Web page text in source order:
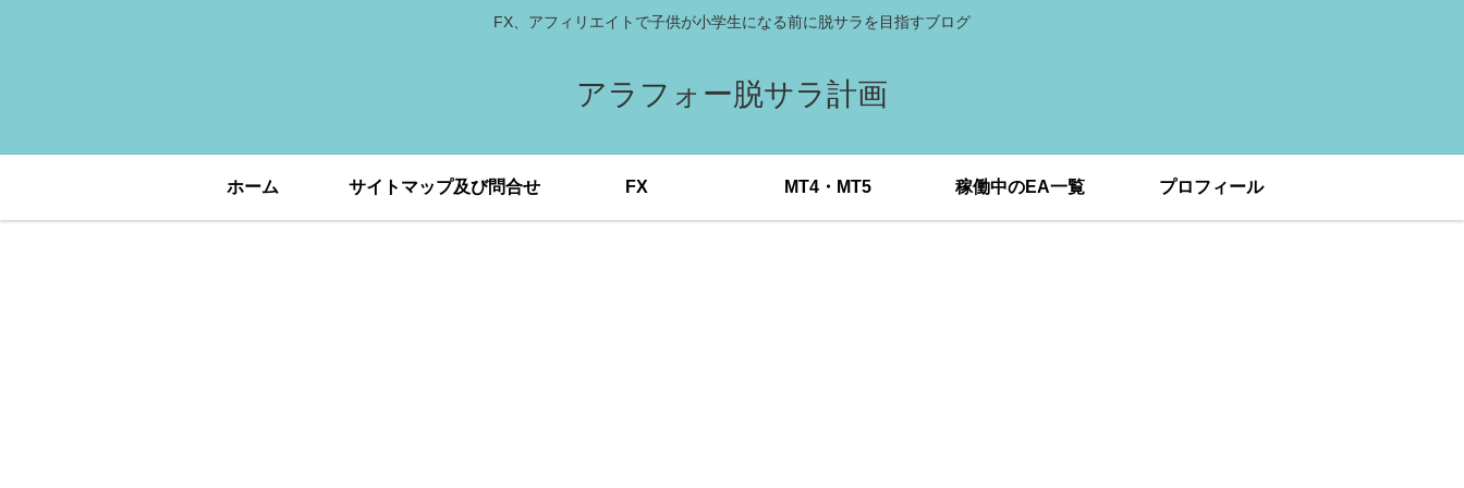
FX、アフィリエイトで子供が小学生になる前に脱サラを目指すブログ
アラフォー脱サラ計画
ホーム サイトマップ及び問合せ FX MT4・MT5 稼働中のEA一覧 プロフィール